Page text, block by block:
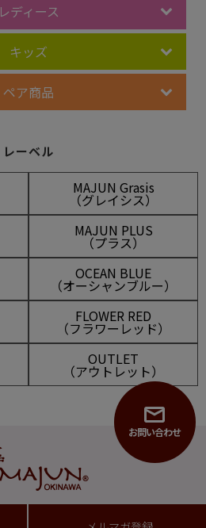
レディース
キッズ
ペア商品
レーベル
MAJUN Grasis
（グレイシス）
MAJUN PLUS
（プラス）
OCEAN BLUE
（オーシャンブルー）
FLOWER RED
（フラワーレッド）
OUTLET
（アウトレット）
お問い合わせ